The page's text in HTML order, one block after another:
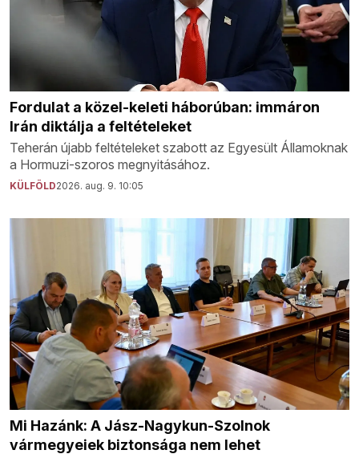
Fordulat a közel-keleti háborúban: immáron
Irán diktálja a feltételeket
Teherán újabb feltételeket szabott az Egyesült Államoknak
a Hormuzi-szoros megnyitásához.
KÜLFÖLD2026. aug. 9. 10:05
Mi Hazánk: A Jász-Nagykun-Szolnok
vármegyeiek biztonsága nem lehet